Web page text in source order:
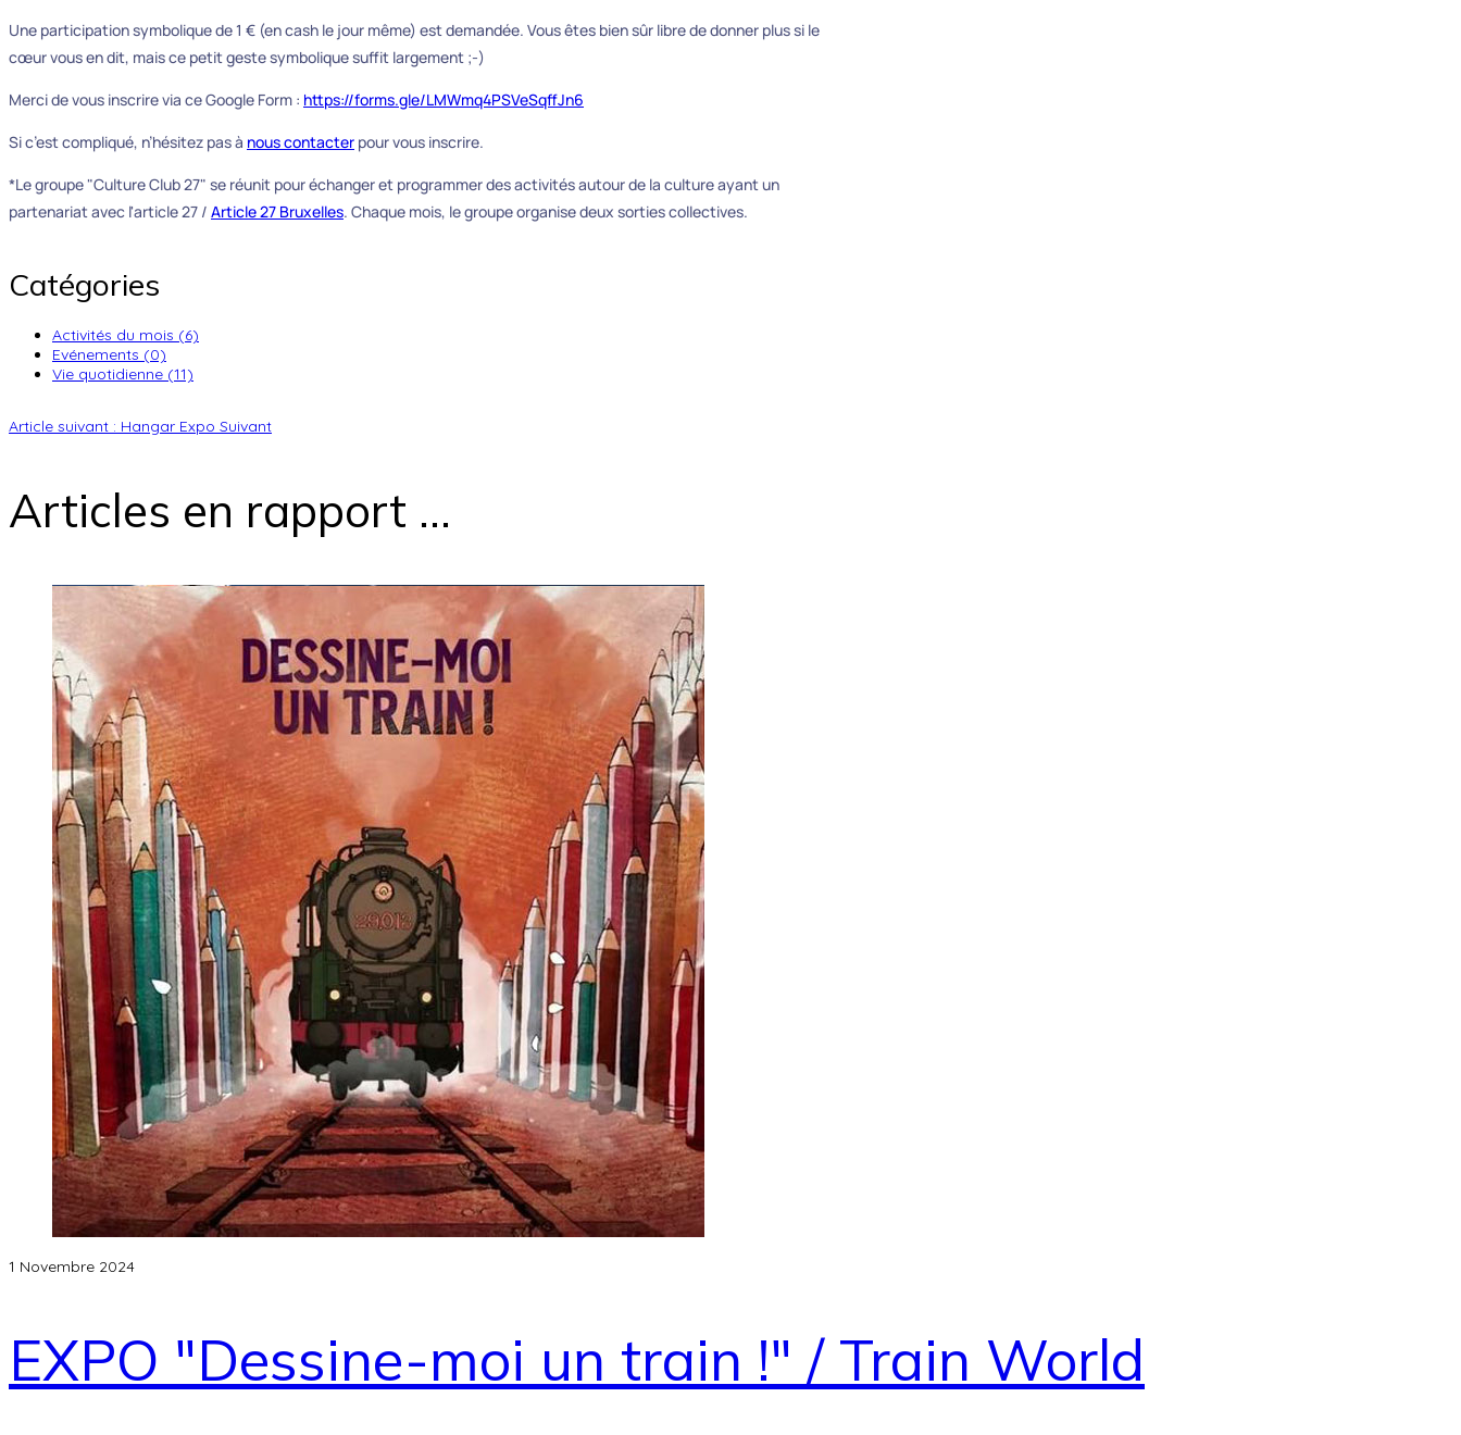
Une participation symbolique de 1 € (en cash le jour même) est demandée. Vous êtes bien sûr libre de donner plus si le
cœur vous en dit, mais ce petit geste symbolique suffit largement ;-)
Merci de vous inscrire via ce Google Form : https://forms.gle/LMWmq4PSVeSqffJn6
Si c’est compliqué, n’hésitez pas à nous contacter pour vous inscrire.
*Le groupe "Culture Club 27" se réunit pour échanger et programmer des activités autour de la culture ayant un
partenariat avec l'article 27 / Article 27 Bruxelles. Chaque mois, le groupe organise deux sorties collectives.
Catégories
Activités du mois (6)
Evénements (0)
Vie quotidienne (11)
Article suivant : Hangar Expo Suivant
Articles en rapport ...
1 Novembre 2024
EXPO "Dessine-moi un train !" / Train World